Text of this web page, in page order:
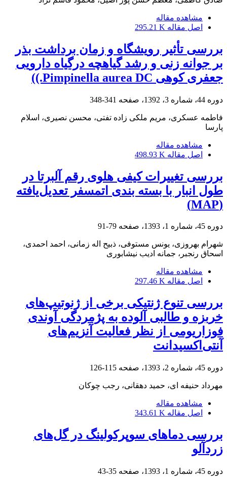
مشاهده مقاله
اصل مقاله 295.21 K
بررسی تأثیر رویشگاه و زمان برداشت بذر
بر جوانه زنی و رشد گیاهچه درگیاه دارویی
جعفری کوهی Pimpinella aurea DC.))
دوره 44، شماره 3، 1392، صفحه 341-348
فاطمه عسکری، مریم ملکی زاده تفتی، محسن نصیری، اسلام
پارسا
مشاهده مقاله
اصل مقاله 498.93 K
بررسی تغییرات کیفی هلوی رقم آلبرتا در
طول انبار با بسته ‏بندی اتمسفر تعدیل‌یافته
(MAP)
دوره 45، شماره 1، 1393، صفحه 79-91
شهرام بهروزی، یونس مستوفی، ذبیح اله زمانی، احمد احمدی،
اسحاق رنجبر، جمانه ادیب نیشابوری
مشاهده مقاله
اصل مقاله 297.46 K
بررسی تنوع ژنتیکی برخی از ژنوتیپ‌های
خربزه و طالبی آلوده به پژمردگی آوندی
فوزاریومی از نظر فعالیت آنزیم‌های
آنتی‌اکسیدانت
دوره 45، شماره 2، 1393، صفحه 115-126
مهرداد حنیفه ای، حمید دهقانی، رجب چوکان
مشاهده مقاله
اصل مقاله 343.61 K
بررسی دماهای سوپرکولینگ در گل‌های
زردآلو
دوره 45، شماره 1، 1393، صفحه 35-43